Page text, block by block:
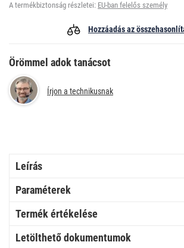
A termékbiztonság részletei: EU-ban felelős személy
Hozzáadás az
Örömmel adok tanácsot
Írjon a technikusnak
Leírás
Paraméterek
Termék értékelése
Letölthető dokumentumok